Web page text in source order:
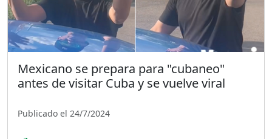
Mexicano se prepara para "cubaneo"
antes de visitar Cuba y se vuelve viral
Publicado el 24/7/2024